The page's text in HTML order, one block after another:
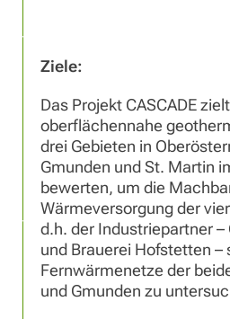
Ziele:
Das Projekt CASCADE
oberflächennahe
drei Gebieten in
Gmunden und St. Martin
bewerten, um die
Wärmeversorgung der
d.h. der Industriepartner
und Brauerei Hofstetten –
Fernwärmenetze der
und Gmunden zu